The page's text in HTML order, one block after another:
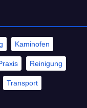
Kaminofen
Reinigung
Transport